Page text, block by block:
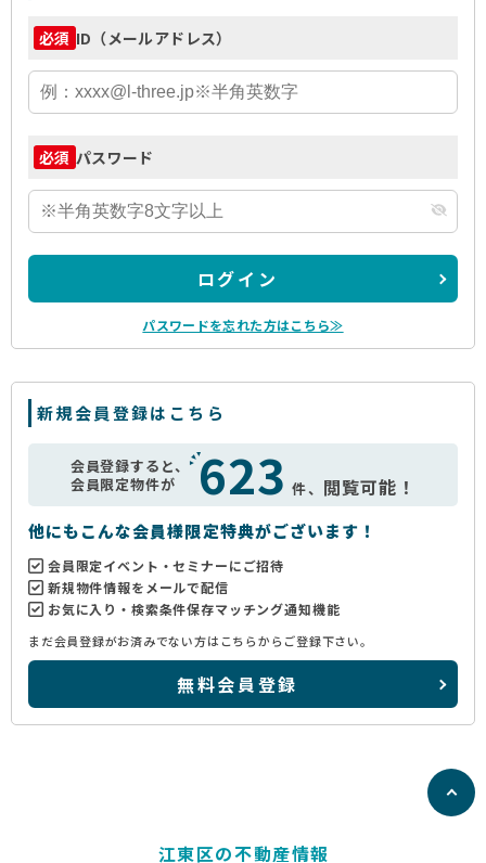
必須 ID（メールアドレス）
必須 パスワード
ログイン
パスワードを忘れた方はこちら≫
新規会員登録はこちら
会員登録すると、
会員限定物件が
623 件、 閲覧可能！
他にもこんな会員様限定特典がございます！
会員限定イベント・セミナーにご招待
新規物件情報をメールで配信
お気に入り・検索条件保存マッチング通知機能
まだ会員登録がお済みでない方はこちらからご登録下さい。
無料会員登録
江東区の不動産情報